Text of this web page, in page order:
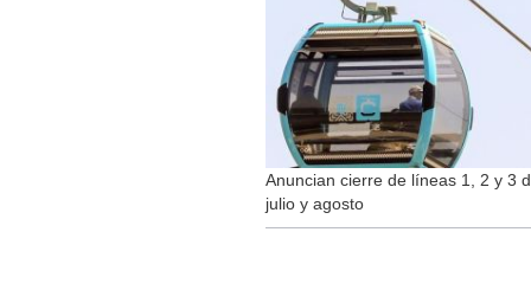
Anuncian cierre de líneas 1, 2 y 3
julio y agosto